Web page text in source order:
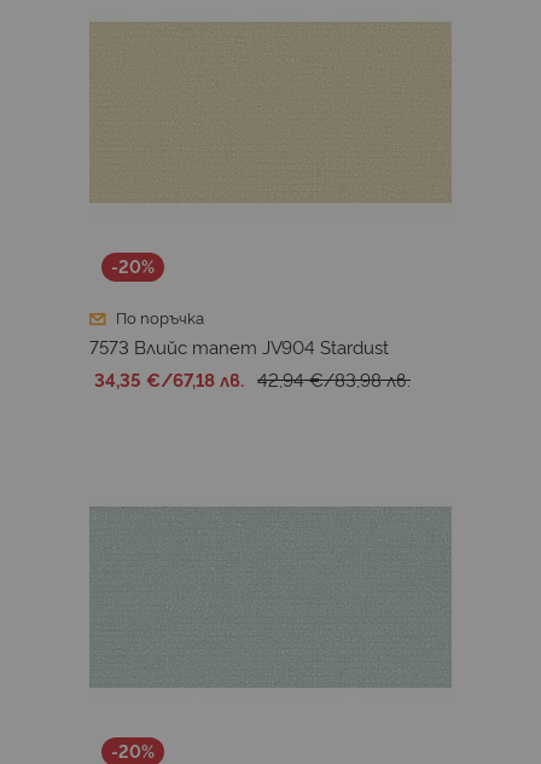
-20%
По поръчка
7573 Влийс тапет JV904 Stardust
34,35 €/67,18 лв. 42,94 €/83,98 лв.
-20%